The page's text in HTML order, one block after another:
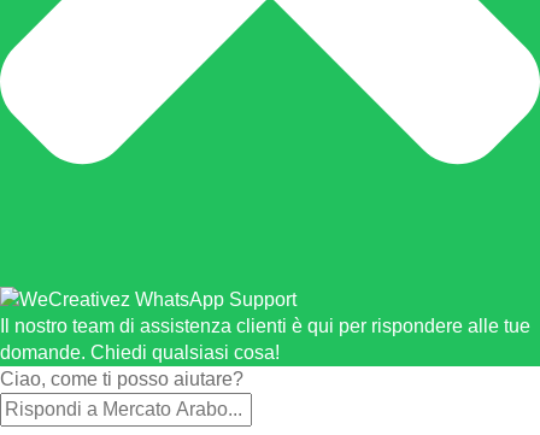
Il nostro team di assistenza clienti è qui per rispondere alle tue
domande. Chiedi qualsiasi cosa!
Ciao, come ti posso aiutare?